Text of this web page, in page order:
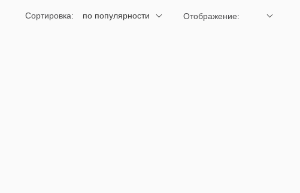
Сортировка: по популярности Отображение: